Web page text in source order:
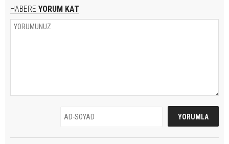
HABERE YORUM KAT